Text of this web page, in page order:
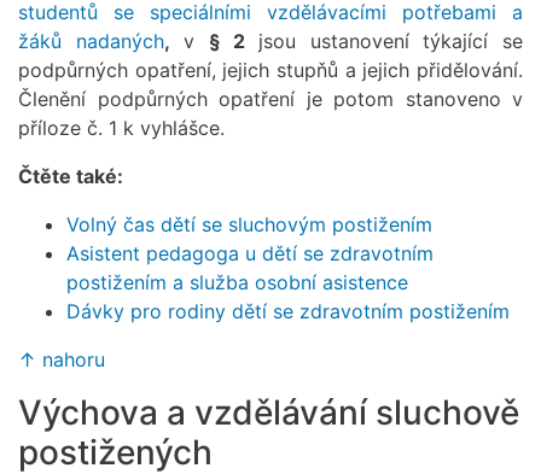
studentů se speciálními vzdělávacími potřebami a
žáků nadaných, v § 2jsou ustanovení týkající se
podpůrných opatření, jejich stupňů a jejich přidělování.
Členění podpůrných opatření je potom stanoveno v
příloze č. 1 k vyhlášce.
Čtěte také:
Volný čas dětí se sluchovým postižením
Asistent pedagoga u dětí se zdravotním
postižením a služba osobní asistence
Dávky pro rodiny dětí se zdravotním postižením
↑ nahoru
Výchova a vzdělávání sluchově
postižených